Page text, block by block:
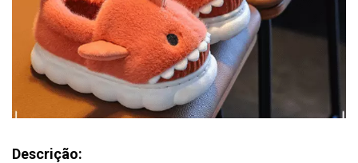
Descrição: